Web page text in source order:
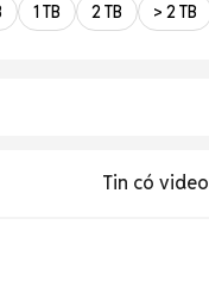
1 TB 2 TB > 2 TB
Tin có video